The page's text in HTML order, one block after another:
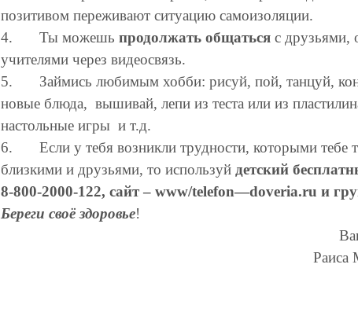
позитивом переживают ситуацию самоизоляции.
4.
Ты можешь продолжать общаться с друзьями,
учителями через видеосвязь.
5.
Займись любимым хобби: рисуй, пой, танцуй,
новые блюда, вышивай, лепи из теста или из
настольные игры и т.д.
6.
Если у тебя возникли трудности, которыми тебе
близкими и друзьями, то используй детский
8-800-2000-122, сайт – www/telefon—doveria.ru и
Береги своё здоровье!
Раиса